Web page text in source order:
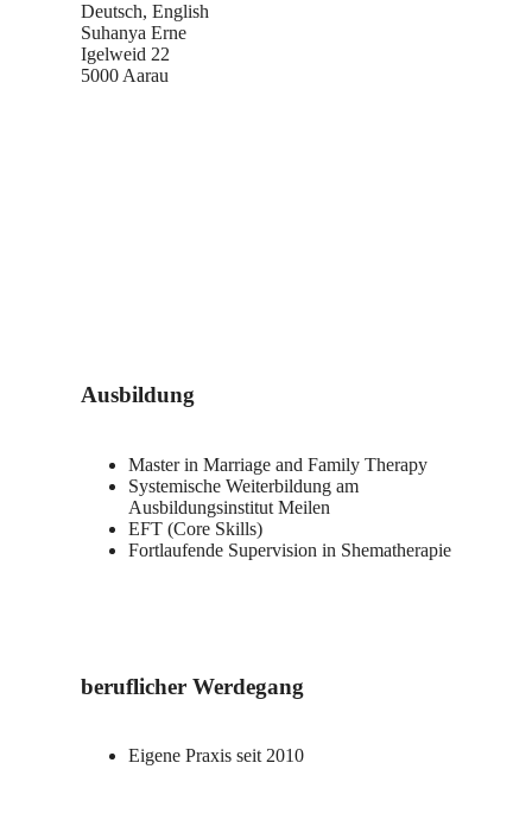
Deutsch, English
Suhanya Erne
Igelweid 22
5000 Aarau
Ausbildung
Master in Marriage and Family Therapy
Systemische Weiterbildung am
Ausbildungsinstitut Meilen
EFT (Core Skills)
Fortlaufende Supervision in Shematherapie
beruflicher Werdegang
Eigene Praxis seit 2010